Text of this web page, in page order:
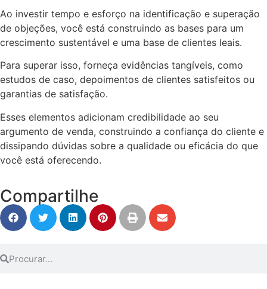
Ao investir tempo e esforço na identificação e superação
de objeções, você está construindo as bases para um
crescimento sustentável e uma base de clientes leais.
Para superar isso, forneça evidências tangíveis, como
estudos de caso, depoimentos de clientes satisfeitos ou
garantias de satisfação.
Esses elementos adicionam credibilidade ao seu
argumento de venda, construindo a confiança do cliente e
dissipando dúvidas sobre a qualidade ou eficácia do que
você está oferecendo.
Compartilhe